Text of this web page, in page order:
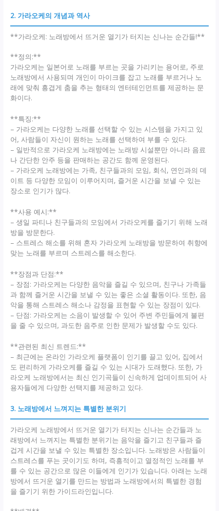
2. 가라오케의 개념과 역사
**가라오케: 노래방에서 뜨거운 열기가 터지는 신나는 순간들!**
**정의:**
가라오케는 일본어로 노래를 부르는 곳을 가리키는 용어로, 주로
노래방에서 사용되며 개인이 마이크를 잡고 노래를 부르거나 노
래에 맞춰 흥겹게 춤을 추는 형태의 엔터테인먼트를 제공하는 문
화이다.
**특징:**
– 가라오케는 다양한 노래를 선택할 수 있는 시스템을 가지고 있
어, 사람들이 자신이 원하는 노래를 선택하여 부를 수 있다.
– 일반적으로 가라오케 노래방에는 노래방 시설뿐만 아니라 음료
나 간단한 안주 등을 판매하는 공간도 함께 운영된다.
– 가라오케 노래방에는 가족, 친구들과의 모임, 회식, 연인과의 데
이트 등 다양한 모임이 이루어지며, 즐거운 시간을 보낼 수 있는
장소로 인기가 많다.
**사용 예시:**
– 생일 파티나 친구들과의 모임에서 가라오케를 즐기기 위해 노래
방을 방문한다.
– 스트레스 해소를 위해 혼자 가라오케 노래방을 방문하여 취향에
맞는 노래를 부르며 스트레스를 해소한다.
**장점과 단점:**
– 장점: 가라오케는 다양한 음악을 즐길 수 있으며, 친구나 가족들
과 함께 즐거운 시간을 보낼 수 있는 좋은 소셜 활동이다. 또한, 음
악을 통해 스트레스 해소나 감정을 표현할 수 있는 장점이 있다.
– 단점: 가라오케는 소음이 발생할 수 있어 주변 주민들에게 불편
을 줄 수 있으며, 과도한 음주로 인한 문제가 발생할 수도 있다.
**관련된 최신 트렌드:**
– 최근에는 온라인 가라오케 플랫폼이 인기를 끌고 있어, 집에서
도 편리하게 가라오케를 즐길 수 있는 시대가 도래했다. 또한, 가
라오케 노래방에서는 최신 인기곡들이 신속하게 업데이트되어 사
용자들에게 다양한 선택지를 제공하고 있다.
3. 노래방에서 느껴지는 특별한 분위기
가라오케 노래방에서 뜨거운 열기가 터지는 신나는 순간들과 노
래방에서 느껴지는 특별한 분위기는 음악을 즐기고 친구들과 즐
겁게 시간을 보낼 수 있는 특별한 장소입니다. 노래방은 사람들이
스트레스를 푸는 곳이기도 하며, 즉흥적이고 열정적인 노래를 부
를 수 있는 공간으로 많은 이들에게 인기가 있습니다. 아래는 노래
방에서 뜨거운 열기를 만드는 방법과 노래방에서의 특별한 경험
을 즐기기 위한 가이드라인입니다.